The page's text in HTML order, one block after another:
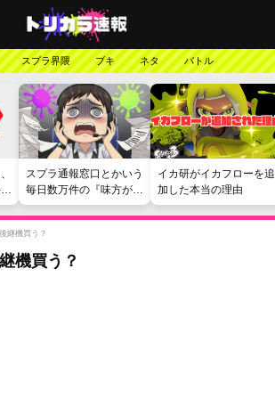
スプラ界隈 ブキ ネタ バトル
スプラ通報窓口とかいう
毎日数万件の『味方が弱
い』愚痴を読まされる苦
行
イカ研がイカフローを追
加した本当の理由
継機買う？
機買う？